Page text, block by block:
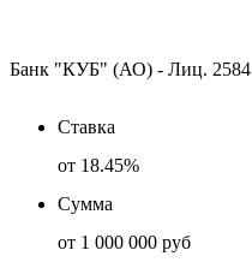
Банк "КУБ" (АО) - Лиц. 2584
Ставка
от 18.45%
Сумма
от 1 000 000 руб